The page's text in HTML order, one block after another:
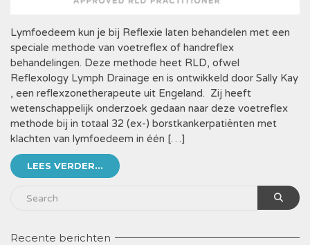
Lymfoedeem kun je bij Reflexie laten behandelen met een
speciale methode van voetreflex of handreflex
behandelingen. Deze methode heet RLD, ofwel
Reflexology Lymph Drainage en is ontwikkeld door Sally Kay
, een reflexzonetherapeute uit Engeland. Zij heeft
wetenschappelijk onderzoek gedaan naar deze voetreflex
methode bij in totaal 32 (ex-) borstkankerpatiënten met
klachten van lymfoedeem in één […]
LEES VERDER...
Recente berichten